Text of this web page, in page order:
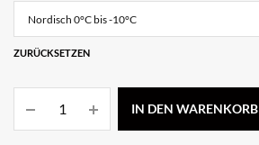
ZURÜCKSETZEN
IN DEN WARENKORB